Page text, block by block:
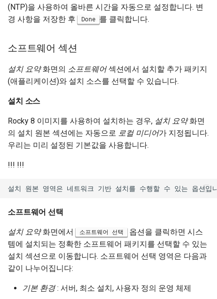
(NTP)을 사용하여 올바른 시간을 자동으로 설정합니다. 변
경 사항을 저장한 후 Done 를 클릭합니다.
소프트웨어 섹션
설치 요약화면의 소프트웨어섹션에서 설치할 추가 패키지
(애플리케이션)와 설치 소스를 선택할 수 있습니다.
설치 소스
Rocky 8 이미지를 사용하여 설치하는 경우, 설치 요약화면
의 설치 원본 섹션에는 자동으로 로컬 미디어가 지정됩니다.
우리는 미리 설정된 기본값을 사용합니다.
!!! !!!
소프트웨어 선택
설치 요약화면에서 소프트웨어 선택 옵션을 클릭하면 시스
템에 설치되는 정확한 소프트웨어 패키지를 선택할 수 있는
설치 섹션으로 이동합니다. 소프트웨어 선택 영역은 다음과
같이 나누어집니다:
기본 환경: 서버, 최소 설치, 사용자 정의 운영 체제